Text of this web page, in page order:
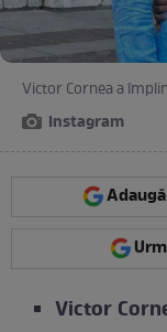
Victor Cornea a
Instagram
Victor